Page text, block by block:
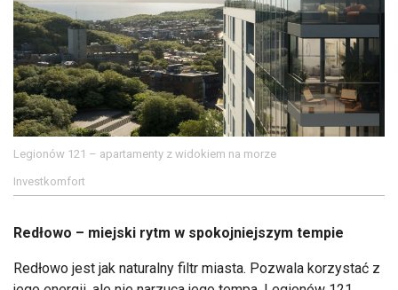
Legionów 121 – apartamenty z widokiem na morze
Investkomfort
Redłowo – miejski rytm w spokojniejszym tempie
Redłowo jest jak naturalny filtr miasta. Pozwala korzystać z